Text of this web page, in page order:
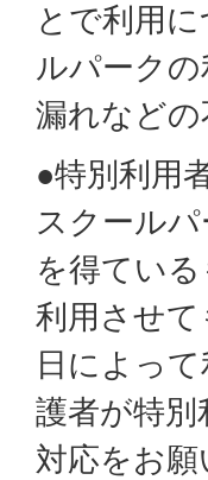
とで利用
ルパーク
漏れなど
●特別利用
スクール
を得てい
利用させ
日によっ
護者が特
対応をお願